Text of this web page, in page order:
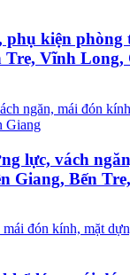
phụ kiện
Vĩnh
lực, vách
Giang, Bến